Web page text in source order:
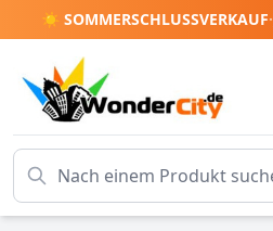
☀️ SOMMERSCHLUSSVERKAUF·